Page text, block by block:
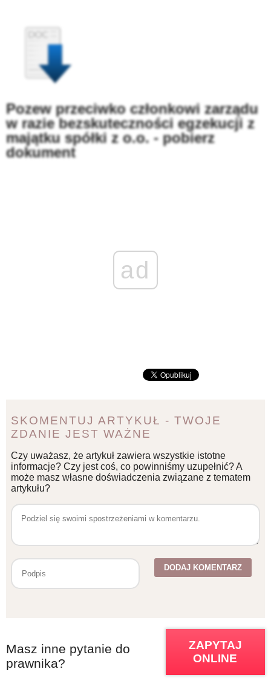
Pozew przeciwko członkowi zarządu
w razie bezskuteczności egzekucji z
majątku spółki z o.o. - pobierz
dokument
ad
SKOMENTUJ ARTYKUŁ - TWOJE
ZDANIE JEST WAŻNE
Czy uważasz, że artykuł zawiera wszystkie istotne
informacje? Czy jest coś, co powinniśmy uzupełnić? A
może masz własne doświadczenia związane z tematem
artykułu?
Masz inne pytanie do
prawnika?
ZAPYTAJ
ONLINE